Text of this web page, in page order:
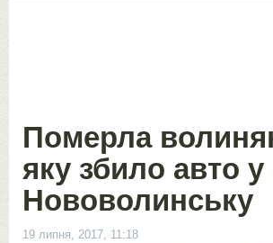
Померла
яку збило авто у
Нововолинську
19 липня, 2017, 11:18